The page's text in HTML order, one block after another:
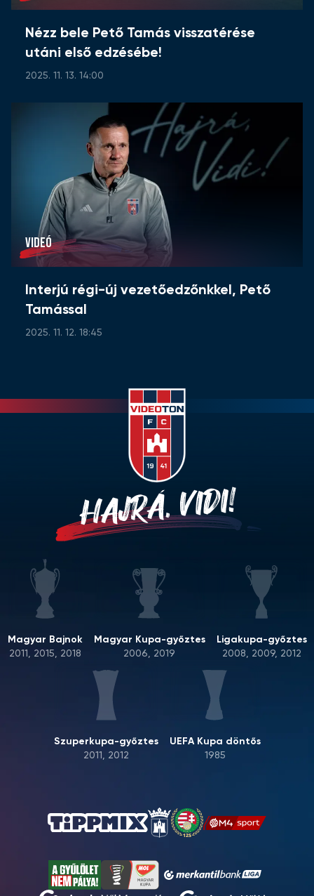
Nézz bele Pető Tamás visszatérése
utáni első edzésébe!
2025. 11. 13. 14:00
VIDEÓ
Interjú régi-új vezetőedzőnkkel, Pető
Tamással
2025. 11. 12. 18:45
HAJRÁ, VIDI!
Magyar Bajnok
2011, 2015, 2018
Magyar Kupa-győztes
2006, 2019
Ligakupa-győztes
2008, 2009, 2012
Szuperkupa-győztes
2011, 2012
UEFA Kupa döntős
1985